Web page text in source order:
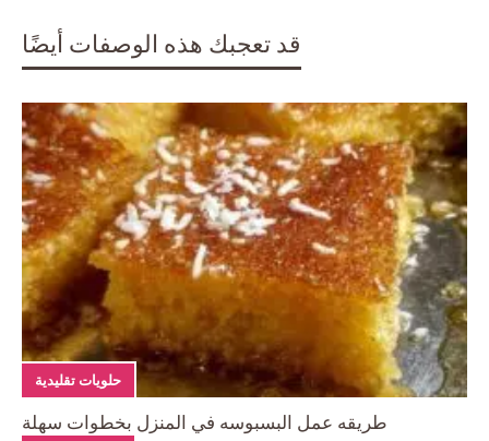
قد تعجبك هذه الوصفات أيضًا
حلويات تقليدية
طريقه عمل البسبوسه في المنزل بخطوات سهلة